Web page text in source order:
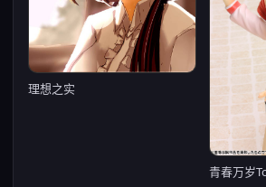
理想之实